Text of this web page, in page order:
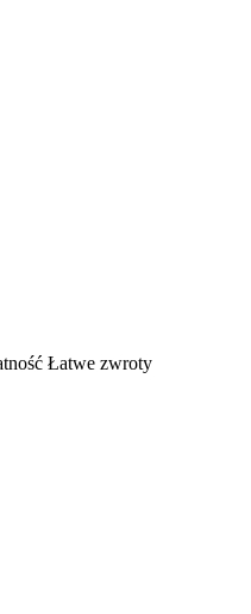
Łatwe zwroty